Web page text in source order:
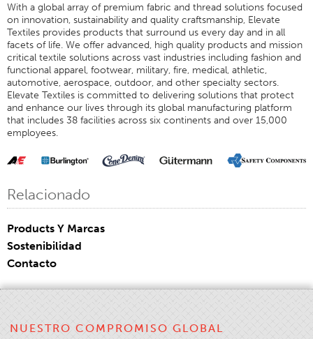
Selección Del Hilo
Mercados De Usuarios Finales
Tipo De Producto De Costura
Puntadas Y Costuras
Tamaño Del Hilo
Tabla De Ropa
Tabla De Filamentos
Peso De La Tela
La Ciencia De Los Hilos
Talleres
Selección De Hilos
Consumo De Hilos
With a global array of premium fabric and thread solutions focused
on innovation, sustainability and quality craftsmanship, Elevate
Textiles provides products that surround us every day and in all
facets of life. We offer advanced, high quality products and mission
critical textile solutions across vast industries including fashion and
functional apparel, footwear, military, fire, medical, athletic,
automotive, aerospace, outdoor, and other specialty sectors.
Elevate Textiles is committed to delivering solutions that protect
and enhance our lives through its global manufacturing platform
that includes 38 facilities across six continents and over 15,000
employees.
Relacionado
Products Y Marcas
Sostenibilidad
Contacto
NUESTRO COMPROMISO GLOBAL